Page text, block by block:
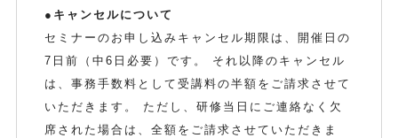
●キャンセルについて
セミナーのお申し込みキャンセル期限は、開催日の
7日前（中6日必要）です。 それ以降のキャンセル
は、事務手数料として受講料の半額をご請求させて
いただきます。 ただし、研修当日にご連絡なく欠
席された場合は、全額をご請求させていただきま